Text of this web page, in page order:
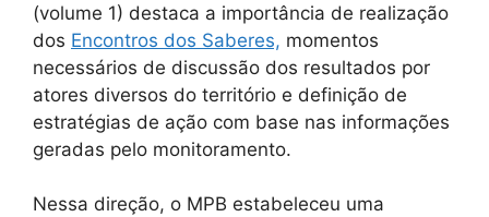
(volume 1) destaca a importância de realização
dos Encontros dos Saberes, momentos
necessários de discussão dos resultados por
atores diversos do território e definição de
estratégias de ação com base nas informações
geradas pelo monitoramento.
Nessa direção, o MPB estabeleceu uma